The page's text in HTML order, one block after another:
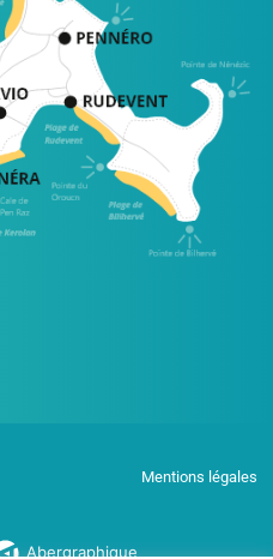
Mentions légales
Abergraphique